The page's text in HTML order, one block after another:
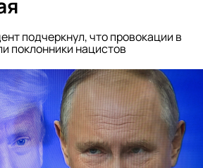
подчеркнул, что провокации в
поклонники нацистов